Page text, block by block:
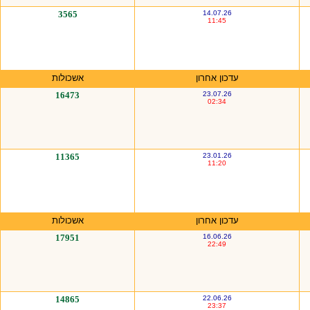
14.07.26
11:45
3565
עדכון אחרון אשכולות
23.07.26
02:34
16473
23.01.26
11:20
11365
עדכון אחרון אשכולות
16.06.26
22:49
17951
22.06.26
23:37
14865